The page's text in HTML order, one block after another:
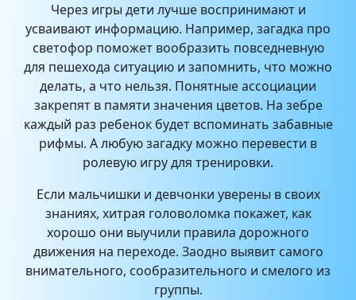
Через игры дети лучше воспринимают и
усваивают информацию. Например, загадка про
светофор поможет вообразить повседневную
для пешехода ситуацию и запомнить, что можно
делать, а что нельзя. Понятные ассоциации
закрепят в памяти значения цветов. На зебре
каждый раз ребенок будет вспоминать забавные
рифмы. А любую загадку можно перевести в
ролевую игру для тренировки.
Если мальчишки и девчонки уверены в своих
знаниях, хитрая головоломка покажет, как
хорошо они выучили правила дорожного
движения на переходе. Заодно выявит самого
внимательного, сообразительного и смелого из
группы.